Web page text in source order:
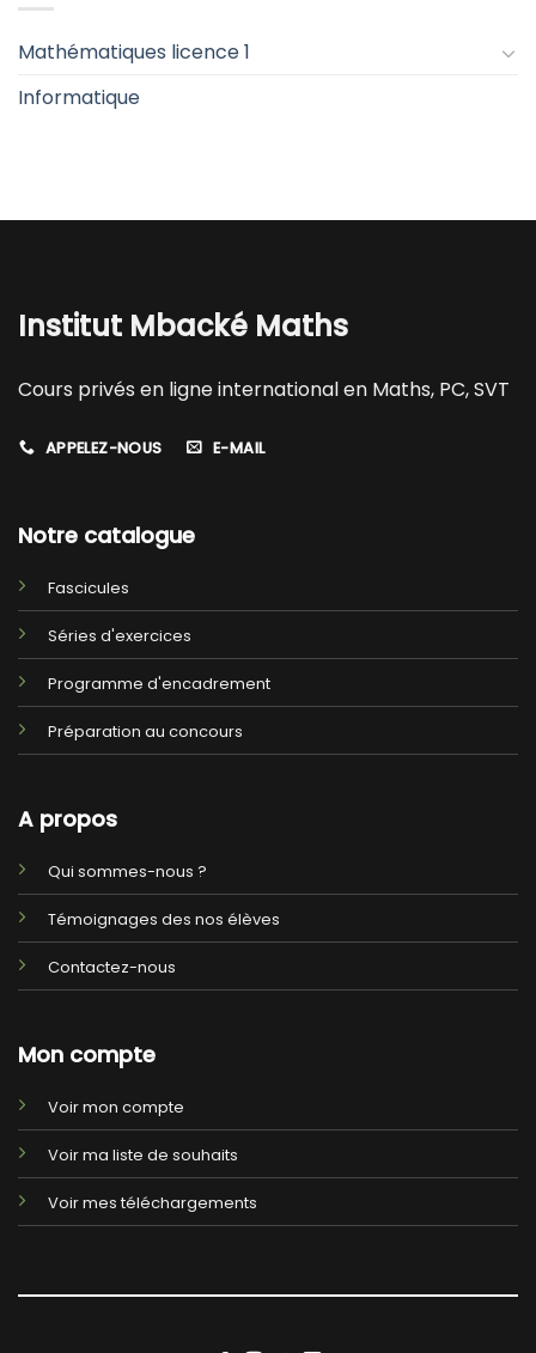
Mathématiques licence 1
Informatique
Institut Mbacké Maths
Cours privés en ligne international en Maths, PC, SVT
APPELEZ-NOUS E-MAIL
Notre catalogue
Fascicules
Séries d'exercices
Programme d'encadrement
Préparation au concours
A propos
Qui sommes-nous ?
Témoignages des nos élèves
Contactez-nous
Mon compte
Voir mon compte
Voir ma liste de souhaits
Voir mes téléchargements